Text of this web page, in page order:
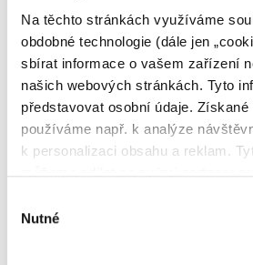
Na těchto stránkách využíváme
obdobné technologie (dále jen
sbírat informace o vašem zařízení
našich webových stránkách. Tyto
představovat osobní údaje. Získané
používáme např. k analýze
k personalizaci obsahu a reklam.
s dalšími informacemi, které jste jim
získali v důsledku toho, že
typy cookies používáme, naleznete
souhlasu
Nutné
OBNOVITELNÉ ZDROJE ENERGIE